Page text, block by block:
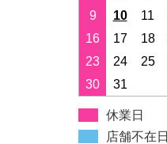
9
10 11
16
17 18
23
24 25
30
31
休業日
店舗不在日